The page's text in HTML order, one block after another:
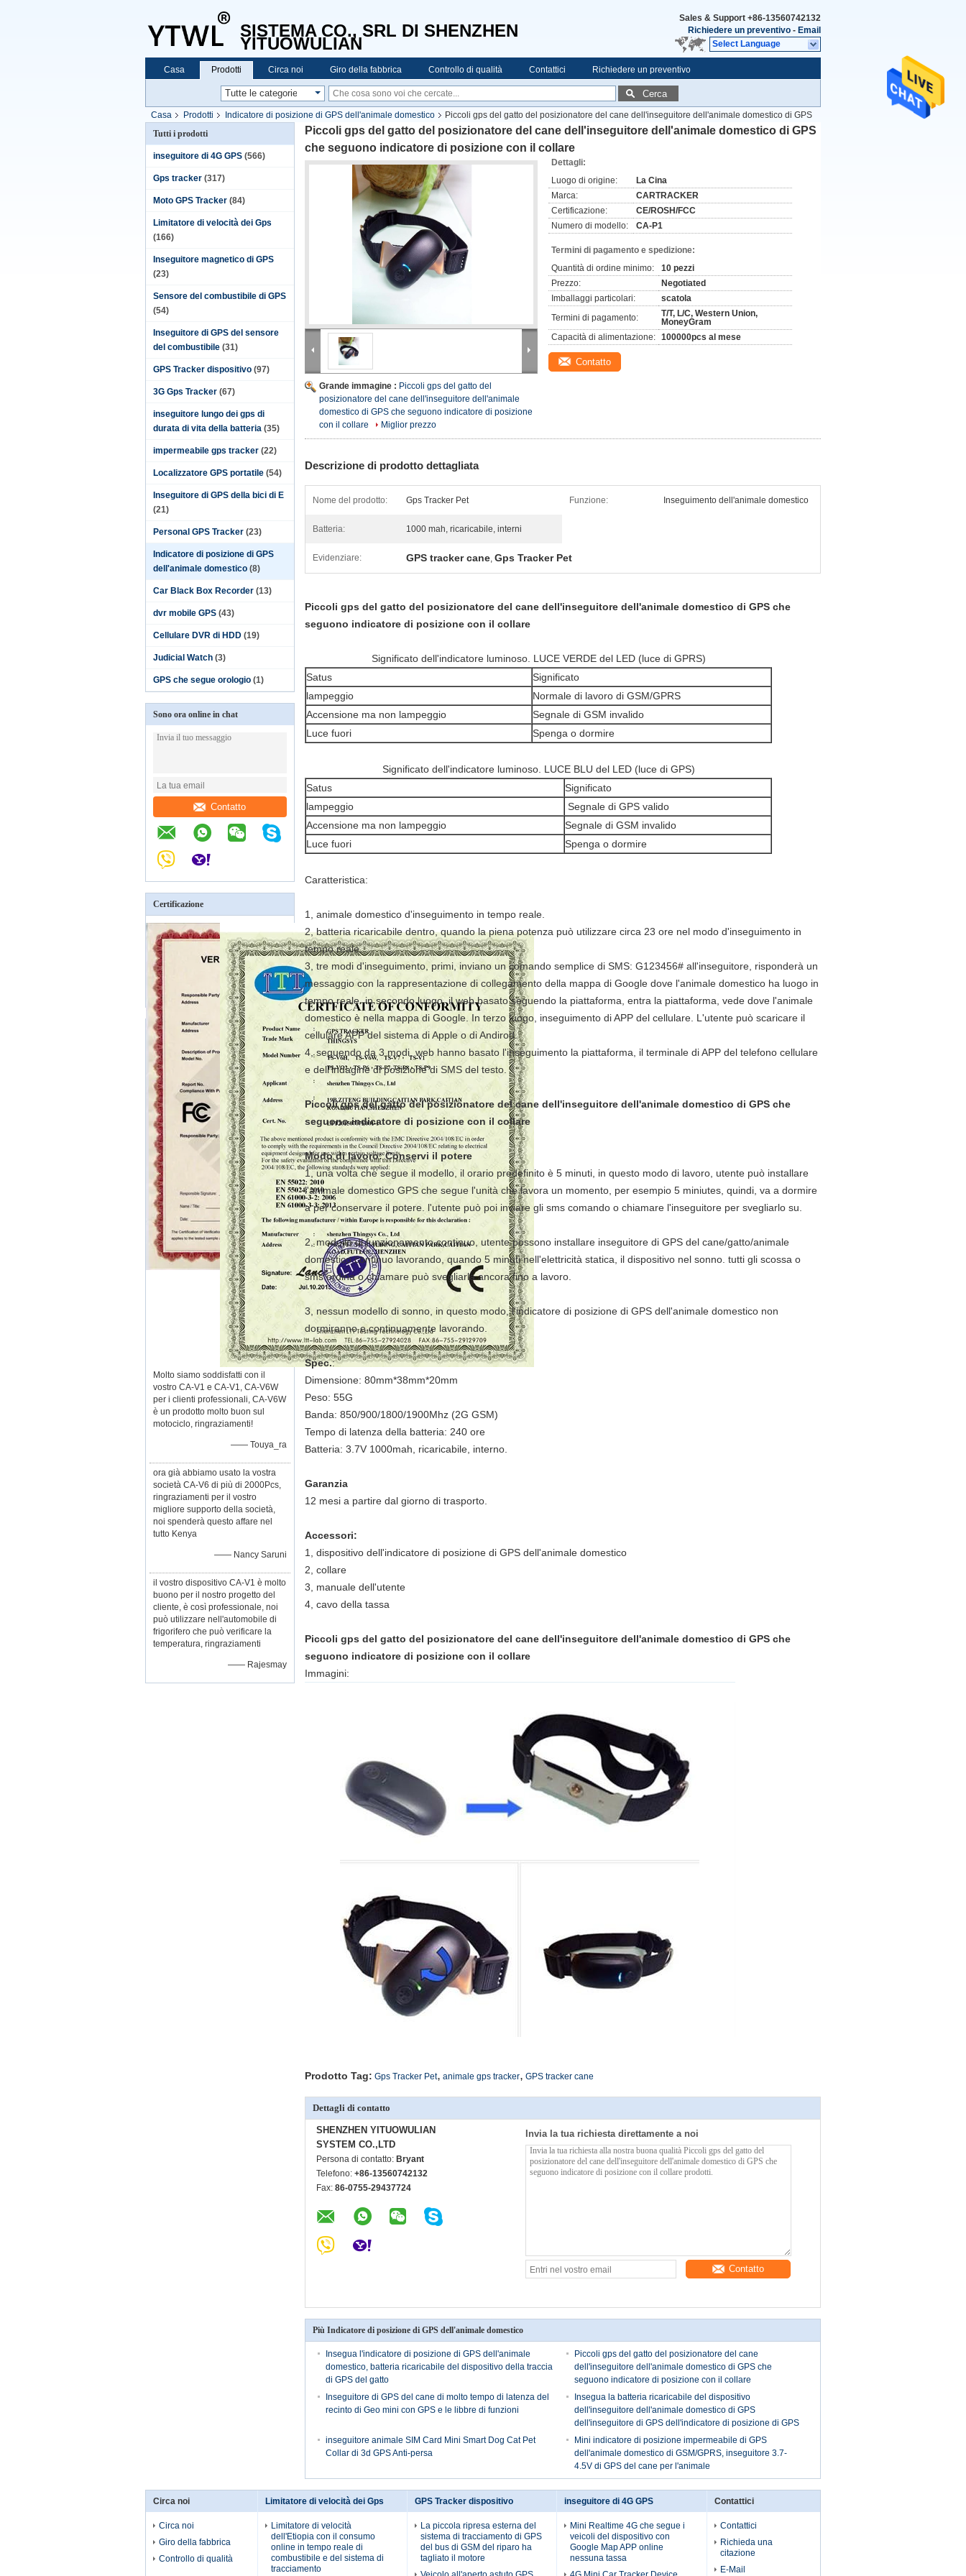
SISTEMA CO., SRL DI SHENZHEN
YITUOWULIAN
Sales & Support +86-13560742132
Richiedere un preventivo - Email
Select Language
Casa Prodotti Circa noi Giro della fabbrica Controllo di qualità Contattici Richiedere un preventivo
Cerca
Casa Prodotti Indicatore di posizione di GPS dell'animale domestico
Piccoli gps del gatto del posizionatore del cane dell'inseguitore dell'animale domestico di GPS
che seguono indicatore di posizione con il collare
Tutti i prodotti
inseguitore di 4G GPS (566)
Gps tracker (317)
Moto GPS Tracker (84)
Limitatore di velocità dei Gps
(166)
Inseguitore magnetico di GPS
(23)
Sensore del combustibile di GPS
(54)
Inseguitore di GPS del sensore
del combustibile (31)
GPS Tracker dispositivo (97)
3G Gps Tracker (67)
inseguitore lungo dei gps di
durata di vita della batteria (35)
impermeabile gps tracker (22)
Localizzatore GPS portatile (54)
Inseguitore di GPS della bici di E
(21)
Personal GPS Tracker (23)
Indicatore di posizione di GPS
dell'animale domestico (8)
Car Black Box Recorder (13)
dvr mobile GPS (43)
Cellulare DVR di HDD (19)
Judicial Watch (3)
GPS che segue orologio (1)
Sono ora online in chat
Contatto
Certificazione
Molto siamo soddisfatti con il
vostro CA-V1 e CA-V1, CA-V6W
per i clienti professionali, CA-V6W
è un prodotto molto buon sul
motociclo, ringraziamenti!
—— Touya_ra
ora già abbiamo usato la vostra
società CA-V6 di più di 2000Pcs,
ringraziamenti per il vostro
migliore supporto della società,
noi spenderà questo affare nel
tutto Kenya
—— Nancy Saruni
il vostro dispositivo CA-V1 è molto
buono per il nostro progetto del
cliente, è così professionale, noi
può utilizzare nell'automobile di
frigorifero che può verificare la
temperatura, ringraziamenti
—— Rajesmay
Piccoli gps del gatto del posizionatore del cane dell'inseguitore dell'animale domestico di GPS
che seguono indicatore di posizione con il collare
Grande immagine : Piccoli gps del gatto del
posizionatore del cane dell'inseguitore dell'animale
domestico di GPS che seguono indicatore di posizione
con il collare
Miglior prezzo
Dettagli:
Luogo di origine:
La Cina
Marca:
CARTRACKER
Certificazione:
CE/ROSH/FCC
Numero di modello:
CA-P1
Termini di pagamento e spedizione:
Quantità di ordine minimo:
10 pezzi
Prezzo:
Negotiated
Imballaggi particolari:
scatola
Termini di pagamento:
T/T, L/C, Western Union,
MoneyGram
Capacità di alimentazione: 100000pcs al mese
Contatto
Descrizione di prodotto dettagliata
Nome del prodotto: Gps Tracker Pet Funzione: Inseguimento dell'animale domestico
Batteria: 1000 mah, ricaricabile, interni
Evidenziare: GPS tracker cane, Gps Tracker Pet
Piccoli gps del gatto del posizionatore del cane dell'inseguitore dell'animale domestico di GPS che
seguono indicatore di posizione con il collare
Significato dell'indicatore luminoso. LUCE VERDE del LED (luce di GPRS)
Satus
Significato
lampeggio
Normale di lavoro di GSM/GPRS
Accensione ma non lampeggio
Segnale di GSM invalido
Luce fuori
Spenga o dormire
Significato dell'indicatore luminoso. LUCE BLU del LED (luce di GPS)
Satus
Significato
lampeggio
Segnale di GPS valido
Accensione ma non lampeggio
Segnale di GSM invalido
Luce fuori
Spenga o dormire
Caratteristica:
1, animale domestico d'inseguimento in tempo reale.
2, batteria ricaricabile dentro, quando la piena potenza può utilizzare circa 23 ore nel modo d'inseguimento in
tempo reale.
3, tre modi d'inseguimento, primi, inviano un comando semplice di SMS: G123456# all'inseguitore, risponderà un
messaggio con la rappresentazione di collegamento della mappa di Google dove l'animale domestico ha luogo in
tempo reale. in secondo luogo, il web basato seguendo la piattaforma, entra la piattaforma, vede dove l'animale
domestico è nella mappa di Google. In terzo luogo, inseguimento di APP del cellulare. L'utente può scaricare il
cellulare APP del sistema di Apple o di Andirod.
4, seguendo da 3 modi, web hanno basato l'inseguimento la piattaforma, il terminale di APP del telefono cellulare
e dell'indagine di posizione di SMS del testo.
Piccoli gps del gatto del posizionatore del cane dell'inseguitore dell'animale domestico di GPS che
seguono indicatore di posizione con il collare
Modo di lavoro: Conservi il potere
1, una volta che segue il modello, il orario predefinito è 5 minuti, in questo modo di lavoro, utente può installare
l'animale domestico GPS che segue l'unità che lavora un momento, per esempio 5 miniutes, quindi, va a dormire
a per conservare il potere. l'utente può poi inviare gli sms comando o chiamare l'inseguitore per svegliarlo su.
2, modello di funzionamento continuo, utente possono installare inseguitore di GPS del cane/gatto/animale
domestico continuo lavorando, quando 5 minuti nell'elettricità statica, il dispositivo nel sonno. tutti gli scossa o
sms ordina o chiamare può svegliarla ancora fino a lavoro.
3, nessun modello di sonno, in questo modo, l'indicatore di posizione di GPS dell'animale domestico non
dormiranno e continuamente lavorando.
Spec.:
Dimensione: 80mm*38mm*20mm
Peso: 55G
Banda: 850/900/1800/1900Mhz (2G GSM)
Tempo di latenza della batteria: 240 ore
Batteria: 3.7V 1000mah, ricaricabile, interno.
Garanzia
12 mesi a partire dal giorno di trasporto.
Accessori:
1, dispositivo dell'indicatore di posizione di GPS dell'animale domestico
2, collare
3, manuale dell'utente
4, cavo della tassa
Piccoli gps del gatto del posizionatore del cane dell'inseguitore dell'animale domestico di GPS che
seguono indicatore di posizione con il collare
Immagini:
Prodotto Tag: Gps Tracker Pet, animale gps tracker, GPS tracker cane
Dettagli di contatto
SHENZHEN YITUOWULIAN
SYSTEM CO.,LTD
Persona di contatto: Bryant
Telefono: +86-13560742132
Fax: 86-0755-29437724
Invia la tua richiesta direttamente a noi
Contatto
Più Indicatore di posizione di GPS dell'animale domestico
Insegua l'indicatore di posizione di GPS dell'animale
domestico, batteria ricaricabile del dispositivo della traccia
di GPS del gatto
Piccoli gps del gatto del posizionatore del cane
dell'inseguitore dell'animale domestico di GPS che
seguono indicatore di posizione con il collare
Inseguitore di GPS del cane di molto tempo di latenza del
recinto di Geo mini con GPS e le libbre di funzioni
Insegua la batteria ricaricabile del dispositivo
dell'inseguitore dell'animale domestico di GPS
dell'inseguitore di GPS dell'indicatore di posizione di GPS
dell'animale domestico
inseguitore animale SIM Card Mini Smart Dog Cat Pet
Collar di 3d GPS Anti-persa
Mini indicatore di posizione impermeabile di GPS
dell'animale domestico di GSM/GPRS, inseguitore 3.7-
4.5V di GPS del cane per l'animale
Circa noi
Circa noi
Giro della fabbrica
Controllo di qualità
Limitatore di velocità dei Gps
Limitatore di velocità
dell'Etiopia con il consumo
online in tempo reale di
combustibile e del sistema di
tracciamento
GPS Tracker dispositivo
La piccola ripresa esterna del
sistema di tracciamento di GPS
del bus di GSM del riparo ha
tagliato il motore
inseguitore di 4G GPS
Mini Realtime 4G che segue i
veicoli del dispositivo con
Google Map APP online
nessuna tassa
Contattici
Contattici
Richieda una
citazione
E-Mail